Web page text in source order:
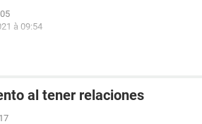
à 09:54
al tener relaciones